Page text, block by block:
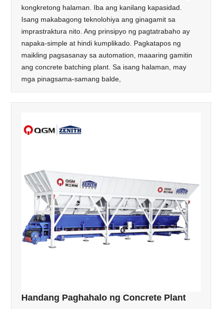
kongkretong halaman. Iba ang kanilang kapasidad.
Isang makabagong teknolohiya ang ginagamit sa
imprastraktura nito. Ang prinsipyo ng pagtatrabaho ay
napaka-simple at hindi kumplikado. Pagkatapos ng
maikling pagsasanay sa automation, maaaring gamitin
ang concrete batching plant. Sa isang halaman, may
mga pinagsama-samang balde,
Handang Paghahalo ng Concrete Plant